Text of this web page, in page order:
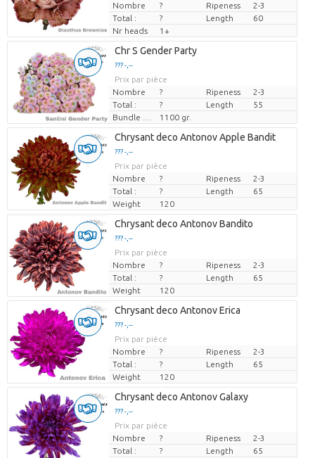
Nombre
? Ripeness
2-3
Total :
? Length
60
Nr heads
1+
Chr S Gender Party
??? -,--
Prix par pièce
Nombre
? Ripeness
2-3
Total :
? Length
55
1100 gr.
Chrysant deco Antonov Apple Bandit
??? -,--
Prix par pièce
Nombre
? Ripeness
2-3
Total :
? Length
65
Weight
120
Chrysant deco Antonov Bandito
??? -,--
Prix par pièce
Nombre
? Ripeness
2-3
Total :
? Length
65
Weight
120
Chrysant deco Antonov Erica
??? -,--
Prix par pièce
Nombre
? Ripeness
2-3
Total :
? Length
65
Weight
120
Chrysant deco Antonov Galaxy
??? -,--
Prix par pièce
Nombre
? Ripeness
2-3
Total :
? Length
65